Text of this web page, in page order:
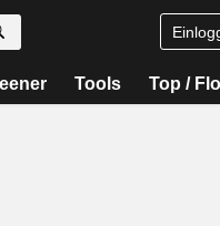
Tools Top /